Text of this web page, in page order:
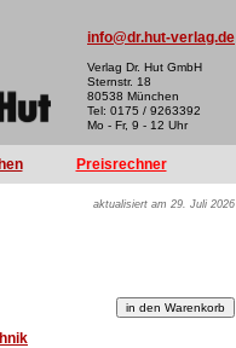
info@dr.hut-verlag.de
Verlag Dr. Hut GmbH
Sternstr. 18
80538 München
Tel: 0175 / 9263392
Mo - Fr, 9 - 12 Uhr
Preisrechner
aktualisiert am 29. Juli 2026